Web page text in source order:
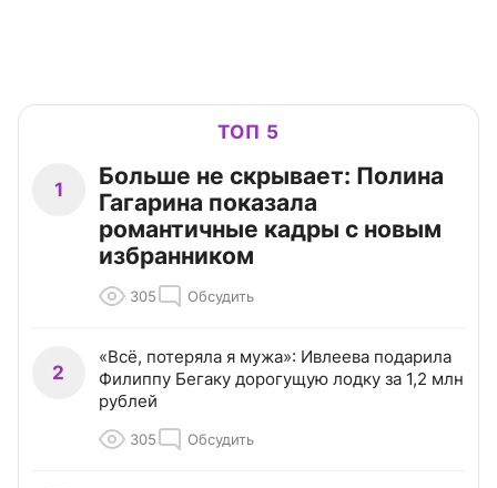
ТОП 5
1
Больше не скрывает: Полина
Гагарина показала
романтичные кадры с новым
избранником
305 Обсудить
2
«Всё, потеряла я мужа»: Ивлеева подарила
Филиппу Бегаку дорогущую лодку за 1,2 млн
рублей
305 Обсудить